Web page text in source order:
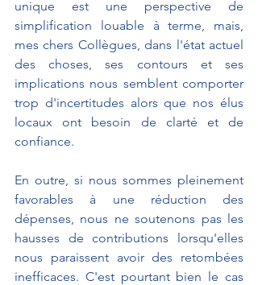
unique est une perspective de
simplification louable à terme, mais,
mes chers Collègues, dans l'état actuel
des choses, ses contours et ses
implications nous semblent comporter
trop d'incertitudes alors que nos élus
locaux ont besoin de clarté et de
confiance.
En outre, si nous sommes pleinement
favorables à une réduction des
dépenses, nous ne soutenons pas les
hausses de contributions lorsqu'elles
nous paraissent avoir des retombées
inefficaces. C'est pourtant bien le cas